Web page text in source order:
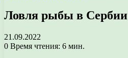
Ловля рыбы в Сербии
21.09.2022
0 Время чтения: 6 мин.